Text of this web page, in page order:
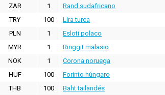
ZAR
1 Rand sudafricano
TRY
100 Lira turca
PLN
1 Esloti polaco
MYR
1 Ringgit malasio
NOK
1 Corona noruega
HUF
100 Forinto húngaro
THB
100 Baht tailandés